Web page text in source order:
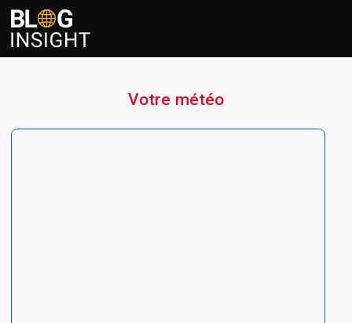
Votre météo